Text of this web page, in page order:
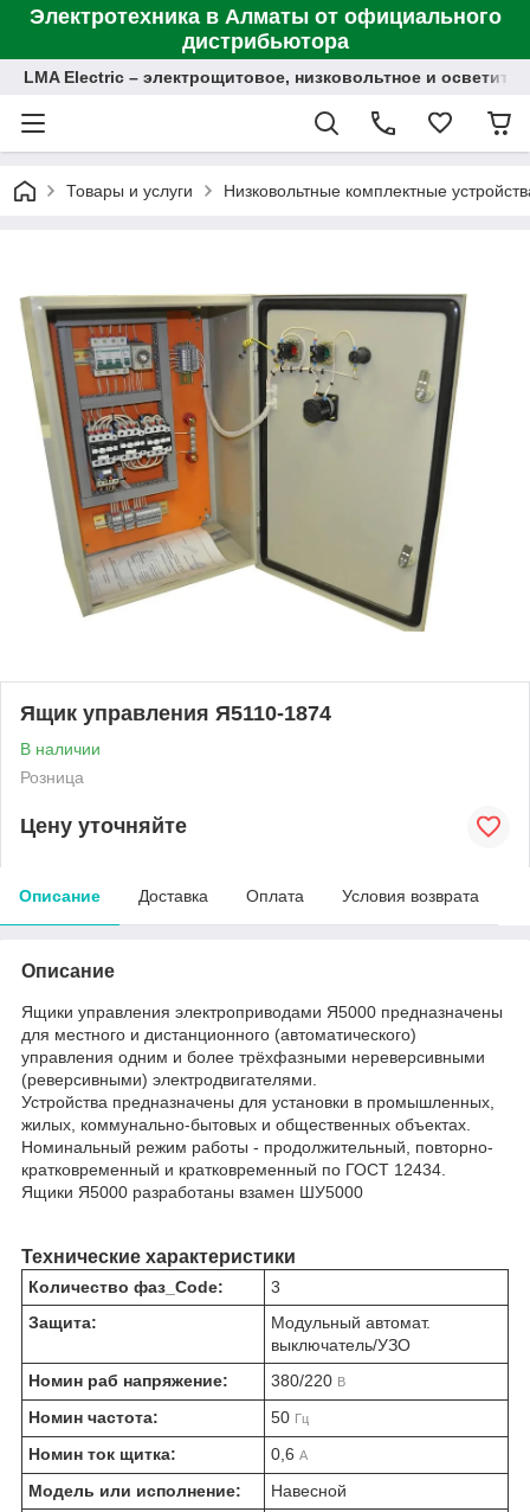
Электротехника в Алматы от официального
дистрибьютора
LMA Electric – электрощитовое, низковольтное и
Товары и услуги Низковольтные комплектные
Ящик управления Я5110-1874
В наличии
Розница
Цену уточняйте
Описание Доставка Оплата Условия возврата
Описание
Ящики управления электроприводами Я5000 предназначены
для местного и дистанционного (автоматического)
управления одним и более трёхфазными нереверсивными
(реверсивными) электродвигателями.
Устройства предназначены для установки в промышленных,
жилых, коммунально-бытовых и общественных объектах.
Номинальный режим работы - продолжительный, повторно-
кратковременный и кратковременный по ГОСТ 12434.
Ящики Я5000 разработаны взамен ШУ5000
Технические характеристики
Количество фаз_Code:
3
Защита:
Модульный автомат.
выключатель/УЗО
Номин раб напряжение:
380/220 В
Номин частота: 50 Гц
Номин ток щитка: 0,6 А
Модель или исполнение:
Навесной